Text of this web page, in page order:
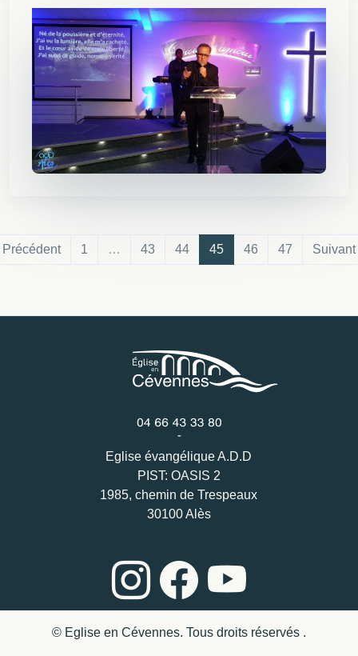
Précédent 1 … 43 44 45 46 47 Suivant
Eglise évangélique A.D.D
PIST: OASIS 2
1985, chemin de Trespeaux
30100 Alès
© Eglise en Cévennes. Tous droits réservés .